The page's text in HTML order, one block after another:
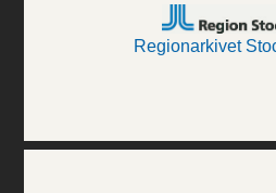
Regionarkivet